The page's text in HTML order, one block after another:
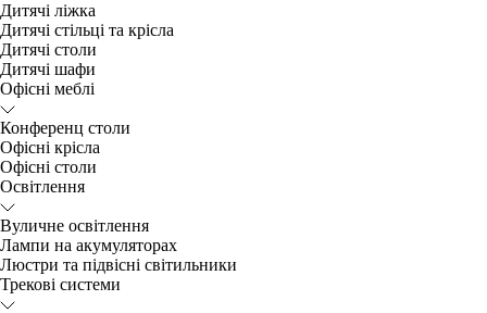
Дитячі ліжка
Дитячі стільці та крісла
Дитячі столи
Дитячі шафи
Офісні меблі
Конференц столи
Офісні крісла
Офісні столи
Освітлення
Вуличне освітлення
Лампи на акумуляторах
Люстри та підвісні світильники
Трекові системи